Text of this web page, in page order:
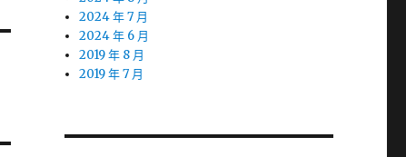
2024 年 7 月
2024 年 6 月
2019 年 8 月
2019 年 7 月